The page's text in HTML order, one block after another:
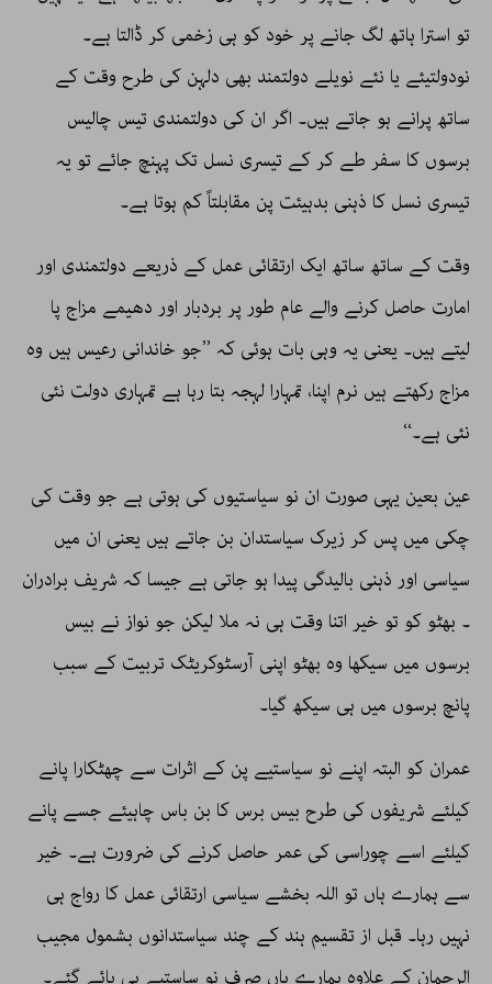
تو استرا ہاتھ لگ جانے پر خود کو ہی زخمی کر ڈالتا ہے۔
نودولتیئے یا نئے نویلے دولتمند بھی دلہن کی طرح وقت کے
ساتھ پرانے ہو جاتے ہیں۔ اگر ان کی دولتمندی تیس چالیس
برسوں کا سفر طے کر کے تیسری نسل تک پہنچ جائے تو یہ
تیسری نسل کا ذہنی بدہیئت پن مقابلتاً کم ہوتا ہے۔
وقت کے ساتھ ساتھ ایک ارتقائی عمل کے ذریعے دولتمندی اور
امارت حاصل کرنے والے عام طور پر بردبار اور دھیمے مزاج پا
لیتے ہیں۔ یعنی یہ وہی بات ہوئی کہ ’’جو خاندانی رعیس ہیں وہ
مزاج رکھتے ہیں نرم اپنا، تمہارا لہجہ بتا رہا ہے تمہاری دولت نئی
نئی ہے۔‘‘
عین بعین یہی صورت ان نو سیاستیوں کی ہوتی ہے جو وقت کی
چکی میں پس کر زیرک سیاستدان بن جاتے ہیں یعنی ان میں
سیاسی اور ذہنی بالیدگی پیدا ہو جاتی ہے جیسا کہ شریف برادران
۔ بھٹو کو تو خیر اتنا وقت ہی نہ ملا لیکن جو نواز نے بیس
برسوں میں سیکھا وہ بھٹو اپنی آرسٹوکریٹک تربیت کے سبب
پانچ برسوں میں ہی سیکھ گیا۔
عمران کو البتہ اپنے نو سیاستیے پن کے اثرات سے چھٹکارا پانے
کیلئے شریفوں کی طرح بیس برس کا بن باس چاہیئے جسے پانے
کیلئے اسے چوراسی کی عمر حاصل کرنے کی ضرورت ہے۔ خیر
سے ہمارے ہاں تو اللہ بخشے سیاسی ارتقائی عمل کا رواج ہی
نہیں رہا۔ قبل از تقسیم ہند کے چند سیاستدانوں بشمول مجیب
الرحمان کے علاوہ ہمارے ہاں صرف نو ساستیے ہی پائے گئے۔